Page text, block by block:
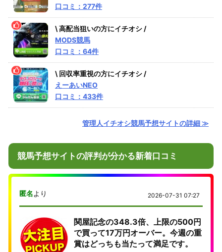
口コミ：277件
\ 高配当狙いの方にイチオシ /
MODS競馬
口コミ：64件
\ 回収率重視の方にイチオシ /
えーあいNEO
口コミ：433件
管理人イチオシ競馬予想サイトの詳細 ≫
競馬予想サイトの評判が分かる新着口コミ
匿名より 2026-07-31 07:27
関屋記念の348.3倍、上限の500円
で買って17万円オーバー。今週の重
賞はどっちも当たって満足です。